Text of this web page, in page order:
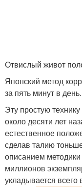
Отвислый живот
Японский метод
за пять минут в день.
Эту простую
около десяти лет
естественное
сделав талию
описанием
миллионов
укладывается всего